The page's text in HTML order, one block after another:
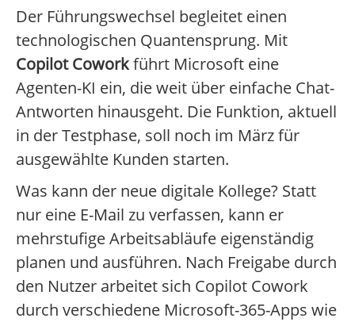
Der Führungswechsel begleitet einen
technologischen Quantensprung. Mit
Copilot Coworkführt Microsoft eine
Agenten-KI ein, die weit über einfache Chat-
Antworten hinausgeht. Die Funktion, aktuell
in der Testphase, soll noch im März für
ausgewählte Kunden starten.
Was kann der neue digitale Kollege? Statt
nur eine E-Mail zu verfassen, kann er
mehrstufige Arbeitsabläufe eigenständig
planen und ausführen. Nach Freigabe durch
den Nutzer arbeitet sich Copilot Cowork
durch verschiedene Microsoft-365-Apps wie